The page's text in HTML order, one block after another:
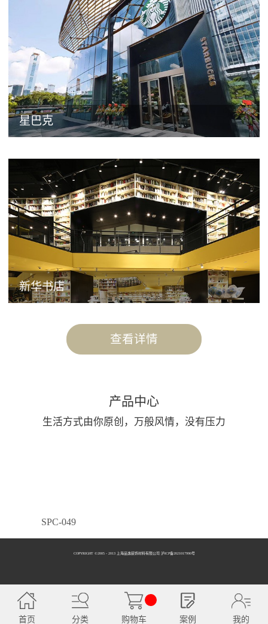
星巴克
新华书店
查看详情
产品中心
生活方式由你原创，万般风情，没有压力
SPC-049
SPC-050
COPYRIGHT ©2005 - 2013 上海品逸装饰材料有限公司 泸ICP备2021017990号
首页 分类 购物车 案例 我的